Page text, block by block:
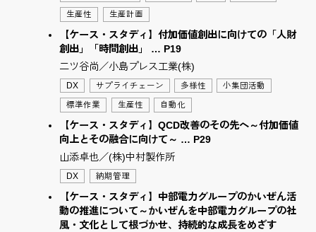
生産性 生産計画
【ケース・スタディ】付加価値創出に向けての「人財
創出」「時間創出」 … P19
二ツ谷尚／小島プレス工業(株)
DX サプライチェーン 多様性 小集団活動
標準作業 生産性 自動化
【ケース・スタディ】QCD改善のその先へ～付加価値
向上とその融合に向けて～ … P29
山添卓也／(株)中村製作所
DX 納期管理
【ケース・スタディ】中部電力グループのかいぜん活
動の推進について～かいぜんを中部電力グループの社
風・文化として根づかせ、持続的な成長をめざす